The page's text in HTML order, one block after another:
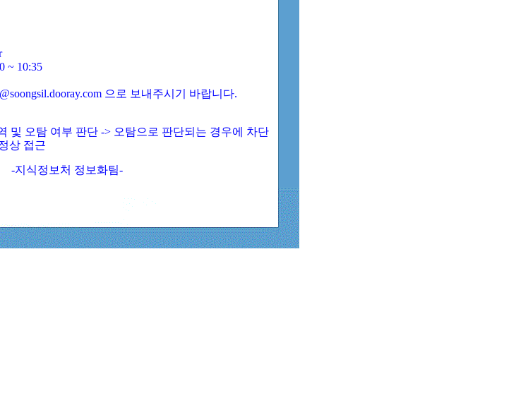
~ 10:35
으로 보내주시기 바랍니다.
및 오탐 여부 판단 -> 오탐으로 판단되는 경우에 차단
상 접근
-지식정보처 정보화팀-